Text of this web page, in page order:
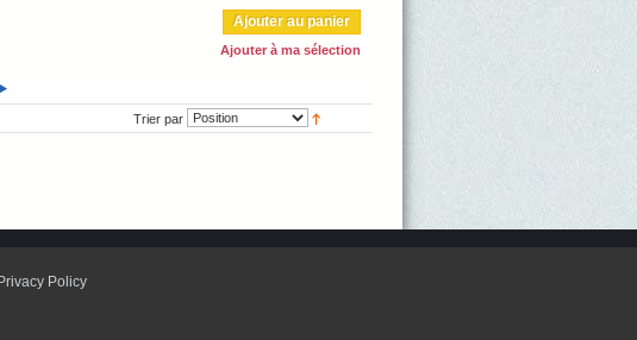
Ajouter au panier
Ajouter à ma sélection
Trier par
Privacy Policy